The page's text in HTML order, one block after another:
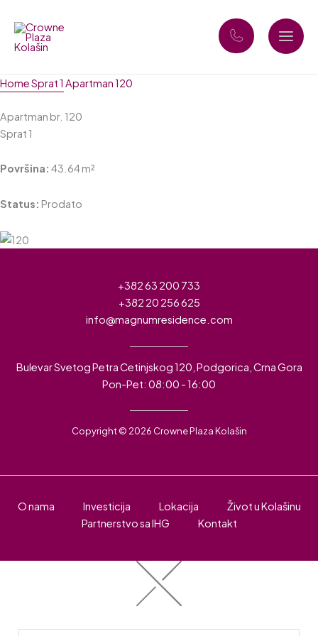
content
HomeSprat 1 Apartman 120
Apartman br. 120
Sprat 1
Površina: 43.64 m²
Status: Prodato
+382 63 200 733
+382 20 256 625
info@magnumresidence.com
Bulevar Svetog Petra Cetinjskog 120, Podgorica, Crna Gora
Pon-Pet: 08:00 - 16:00
Copyright © 2026 Crowne Plaza Kolašin
O nama Investicija Lokacija
Život u Kolašinu
Partnerstvo sa IHG
Kontakt